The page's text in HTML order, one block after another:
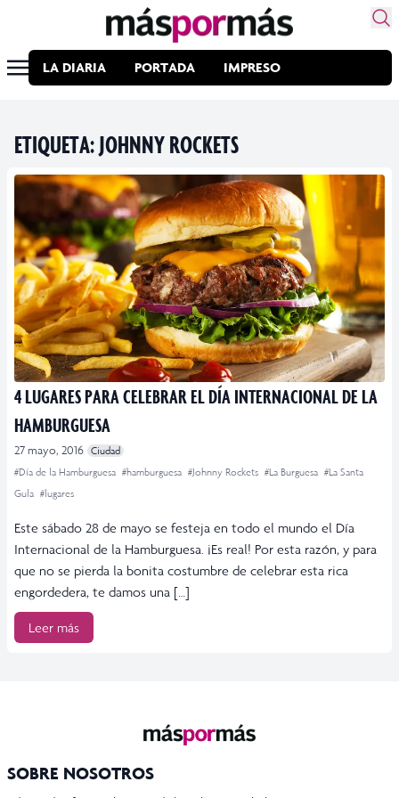
LA DIARIA PORTADA IMPRESO
ETIQUETA:JOHNNY ROCKETS
4 LUGARES PARA CELEBRAR EL DÍA INTERNACIONAL DE LA
HAMBURGUESA
27 mayo, 2016 Ciudad
#Día de la Hamburguesa #hamburguesa #Johnny Rockets #La Burguesa #La Santa
Gula #lugares
Este sábado 28 de mayo se festeja en todo el mundo el Día
Internacional de la Hamburguesa. ¡Es real! Por esta razón, y para
que no se pierda la bonita costumbre de celebrar esta rica
engordedera, te damos una […]
Leer más
SOBRE NOSOTROS